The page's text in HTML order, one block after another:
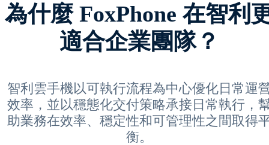
為什麼 FoxPhone 在智利
適合企業團隊？
智利雲手機以可執行流程為中心優化日常運
效率，並以穩態化交付策略承接日常執行，
助業務在效率、穩定性和可管理性之間取得
衡。